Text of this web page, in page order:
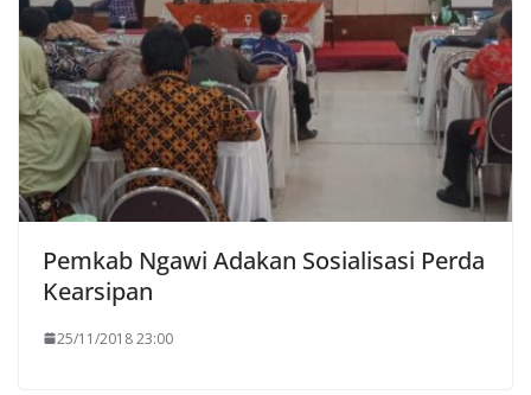
Pemkab Ngawi Adakan Sosialisasi Perda
Kearsipan
25/11/2018 23:00